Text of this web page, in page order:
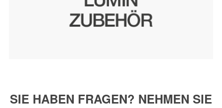
SIE HABEN FRAGEN? NEHMEN SIE